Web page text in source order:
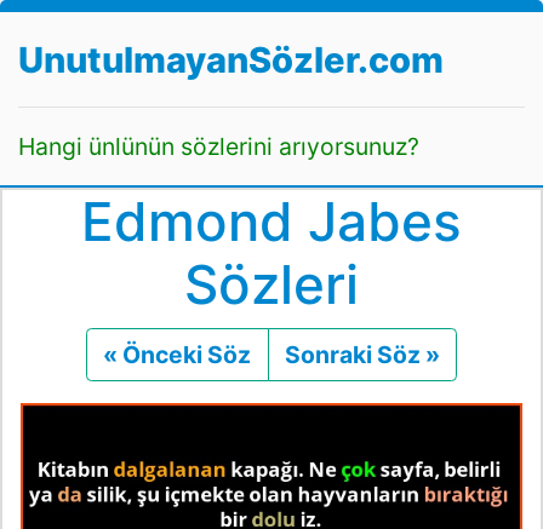
UnutulmayanSözler.com
Hangi ünlünün sözlerini arıyorsunuz?
Edmond Jabes
Sözleri
« Önceki Söz Önceki
Sonraki Söz »